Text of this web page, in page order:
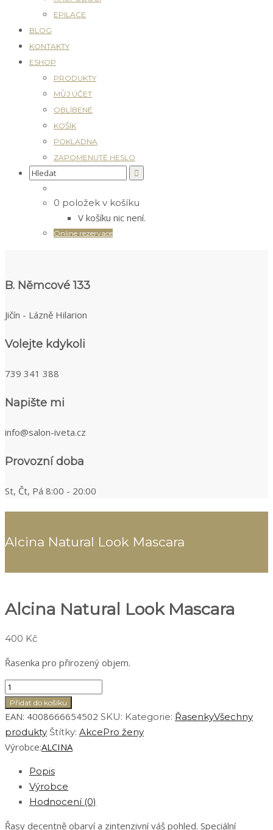
EPILACE
BLOG
KONTAKTY
ESHOP
PRODUKTY
MŮJ ÚČET
OBLÍBENÉ
KOŠÍK
POKLADNA
ZAPOMENUTÉ HESLO
Search
0 položek v košíku
V košíku nic není.
Online rezervace
B. Němcové 133
Jičín - Lázně Hilarion
Volejte kdykoli
739 341 388
Napište mi
info@salon-iveta.cz
Provozní doba
St, Čt, Pá 8:00 - 20:00
Alcina Natural Look Mascara
Alcina Natural Look Mascara
400 Kč
Řasenka pro přirozený objem.
Alcina
Natural
Look
Mascara
množství
Přidat do košíku
EAN: 4008666654502 SKU: Kategorie: ŘasenkyVšechny
produkty Štítky: AkcePro ženy
Výrobce:ALCINA
Popis
Výrobce
Hodnocení (0)
Řasy decentně obarví a zintenzivní váš pohled. Speciální